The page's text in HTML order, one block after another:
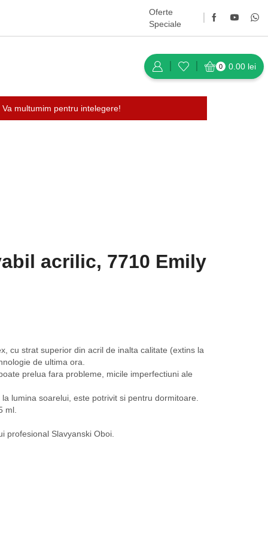
Oferte
Speciale
0 0.00 lei
multumim pentru intelegere!
acrilic, 7710 Emily
cu strat superior din acril de inalta calitate (extins la
de ultima ora.
prelua fara probleme, micile imperfectiuni ale
lumina soarelui, este potrivit si pentru dormitoare.
ml.
profesional Slavyanski Oboi.